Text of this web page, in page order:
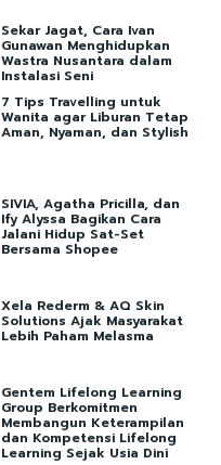
Sekar Jagat, Cara Ivan
Gunawan Menghidupkan
Wastra Nusantara dalam
Instalasi Seni
7 Tips Travelling untuk
Wanita agar Liburan Tetap
Aman, Nyaman, dan Stylish
SIVIA, Agatha Pricilla, dan
Ify Alyssa Bagikan Cara
Jalani Hidup Sat-Set
Bersama Shopee
Xela Rederm & AQ Skin
Solutions Ajak Masyarakat
Lebih Paham Melasma
Gentem Lifelong Learning
Group Berkomitmen
Membangun Keterampilan
dan Kompetensi Lifelong
Learning Sejak Usia Dini